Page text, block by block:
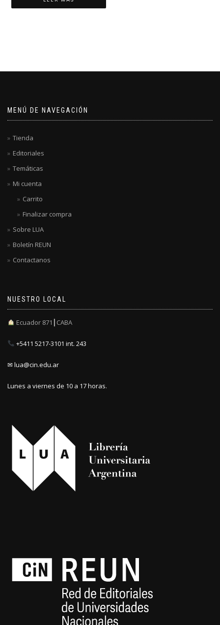
MENÚ DE NAVEGACIÓN
Tienda
Editoriales
Temáticas
Mi cuenta
Carrito
Finalizar compra
Sobre LUA
Boletín REUN
Contactanos
NUESTRO LOCAL
Ecuador 871┃CABA
+5411 5217-3101 int. 243
✉ lua@cin.edu.ar
Lunes a viernes de 10 a 17 horas.